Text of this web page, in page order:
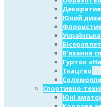
Юний
В’язання
Гурток
Ткацтво
Спортивно-
Юні